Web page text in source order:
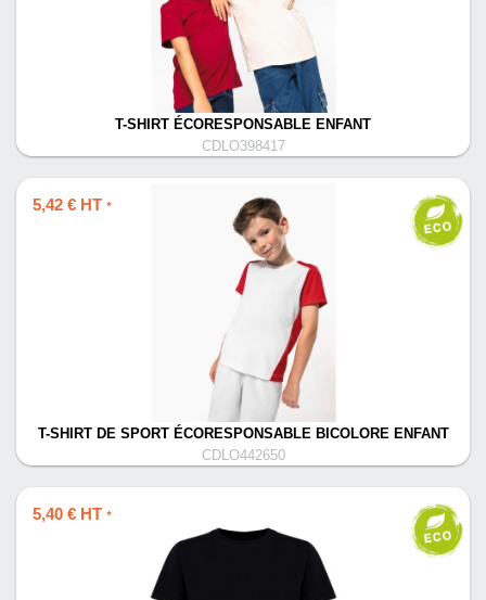
T-SHIRT ÉCORESPONSABLE ENFANT
CDLO398417
5,42 € HT *
T-SHIRT DE SPORT ÉCORESPONSABLE BICOLORE ENFANT
CDLO442650
5,40 € HT *